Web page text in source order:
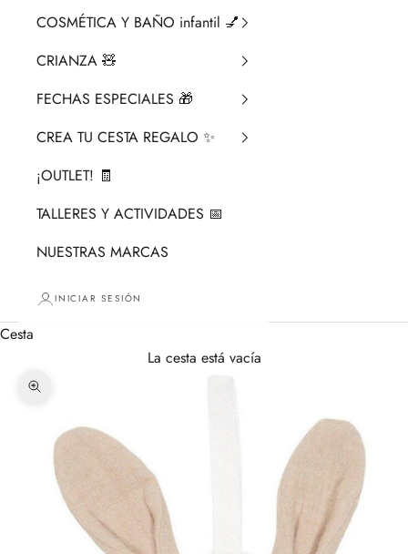
COSMÉTICA Y BAÑO infantil 💅
CRIANZA ​🧸​
FECHAS ESPECIALES 🎁
CREA TU CESTA REGALO ✨
¡OUTLET! 🧾
TALLERES Y ACTIVIDADES 📅
NUESTRAS MARCAS
INICIAR SESIÓN
Cesta
La cesta está vacía
Zoom